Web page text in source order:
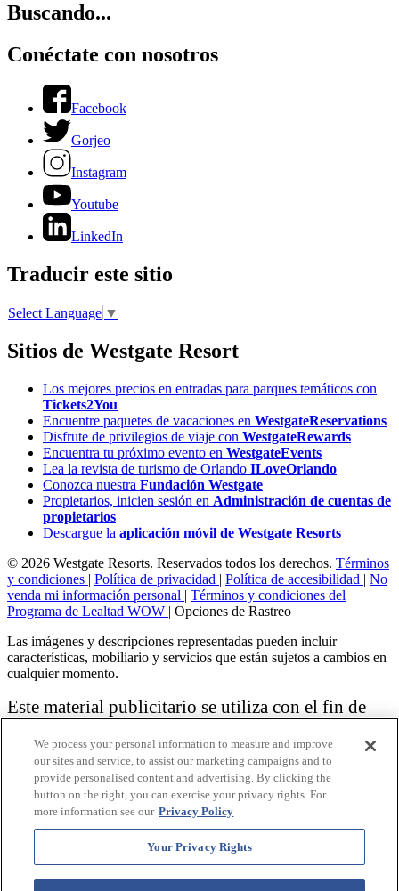
Buscando...
Conéctate con nosotros
Facebook
Gorjeo
Instagram
Youtube
LinkedIn
Traducir este sitio
Select Language ▼
Sitios de Westgate Resort
Los mejores precios en entradas para parques temáticos con
Tickets2You
Encuentre paquetes de vacaciones en WestgateReservations
Disfrute de privilegios de viaje con WestgateRewards
Encuentra tu próximo evento en WestgateEvents
Lea la revista de turismo de Orlando ILoveOrlando
Conozca nuestra Fundación Westgate
Propietarios, inicien sesión en Administración de cuentas de
propietarios
Descargue la aplicación móvil de Westgate Resorts
© 2026 Westgate Resorts. Reservados todos los derechos. Términos
y condiciones | Política de privacidad | Política de accesibilidad | No
venda mi información personal | Términos y condiciones del
Programa de Lealtad WOW | Opciones de Rastreo
Las imágenes y descripciones representadas pueden incluir
características, mobiliario y servicios que están sujetos a cambios en
cualquier momento.
Este material publicitario se utiliza con el fin de
vacacional.
Aviso: las funciones de accesibilidad enumeradas aquí no pretenden
ser una lista exhaustiva o completa de todas las funciones accesibles
de la instalación,
habitaciones y / o comodidades para este Resort específico. Para
obtener información sobre nuestra política de accesibilidad, revise
nuestraPolítica de accesibilidad.
We process your personal information to measure and improve
our sites and service, to assist our marketing campaigns and to
provide personalised content and advertising. By clicking the
button on the right, you can exercise your privacy rights. For
more information see our Privacy Policy
Your Privacy Rights